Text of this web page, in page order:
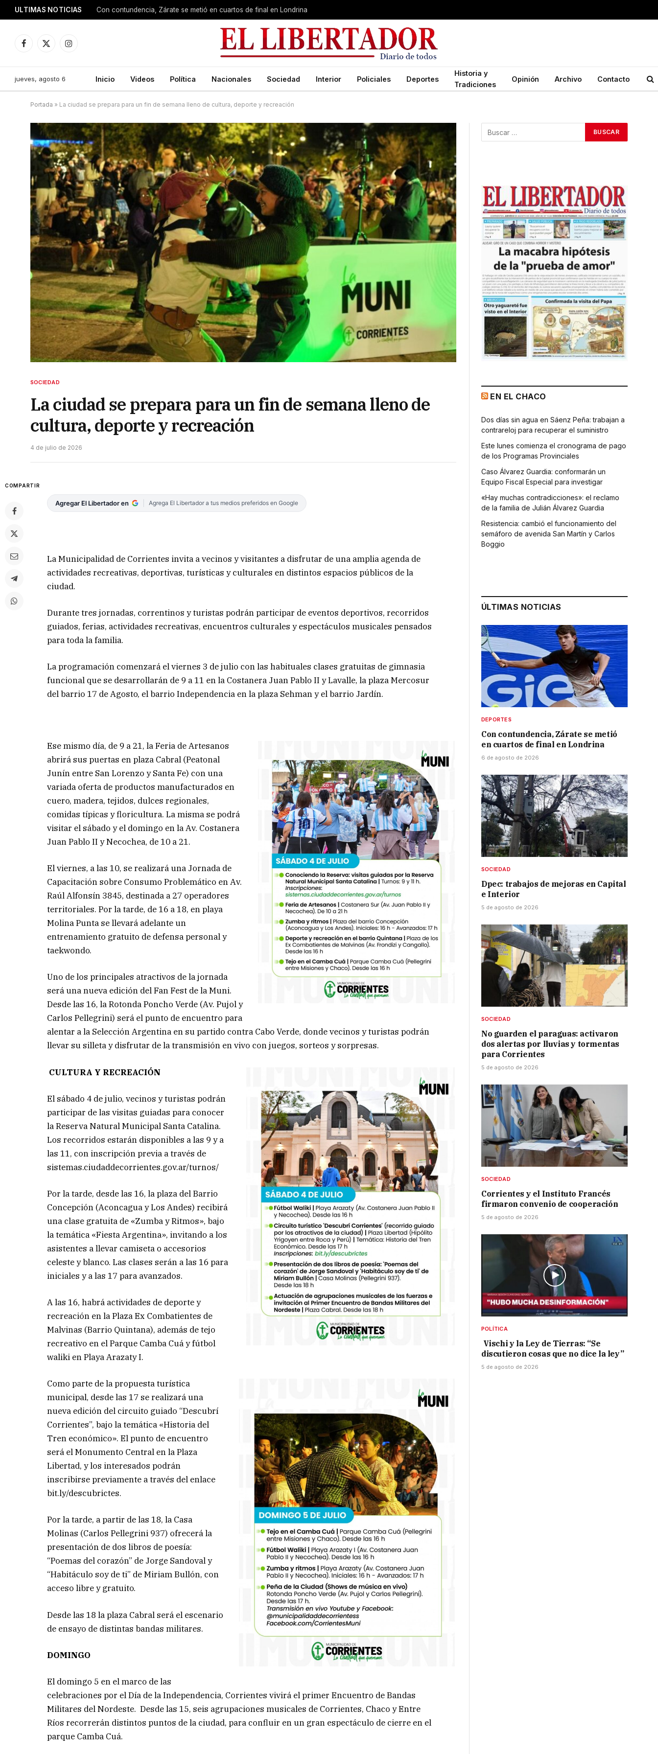
ULTIMAS NOTICIAS Con contundencia, Zárate se metió en cuartos de final en Londrina
Facebook
X
Instagram
jueves, agosto 6 Inicio Videos Política Nacionales Sociedad Interior Policiales Deportes
Historia y
Tradiciones
Opinión Archivo Contacto
Portada » La ciudad se prepara para un fin de semana lleno de cultura, deporte y recreación
SOCIEDAD
La ciudad se prepara para un fin de semana lleno de
cultura, deporte y recreación
4 de julio de 2026
COMPARTIR
Agregar El Libertador en Agrega El Libertador a tus medios preferidos en Google
La Municipalidad de Corrientes invita a vecinos y visitantes a disfrutar de una amplia agenda de
actividades recreativas, deportivas, turísticas y culturales en distintos espacios públicos de la
ciudad.
Durante tres jornadas, correntinos y turistas podrán participar de eventos deportivos, recorridos
guiados, ferias, actividades recreativas, encuentros culturales y espectáculos musicales pensados
para toda la familia.
La programación comenzará el viernes 3 de julio con las habituales clases gratuitas de gimnasia
funcional que se desarrollarán de 9 a 11 en la Costanera Juan Pablo II y Lavalle, la plaza Mercosur
del barrio 17 de Agosto, el barrio Independencia en la plaza Sehman y el barrio Jardín.
Ese mismo día, de 9 a 21, la Feria de Artesanos
abrirá sus puertas en plaza Cabral (Peatonal
Junín entre San Lorenzo y Santa Fe) con una
variada oferta de productos manufacturados en
cuero, madera, tejidos, dulces regionales,
comidas típicas y floricultura. La misma se podrá
visitar el sábado y el domingo en la Av. Costanera
Juan Pablo II y Necochea, de 10 a 21.
El viernes, a las 10, se realizará una Jornada de
Capacitación sobre Consumo Problemático en Av.
Raúl Alfonsín 3845, destinada a 27 operadores
territoriales. Por la tarde, de 16 a 18, en playa
Molina Punta se llevará adelante un
entrenamiento gratuito de defensa personal y
taekwondo.
Uno de los principales atractivos de la jornada
será una nueva edición del Fan Fest de la Muni.
Desde las 16, la Rotonda Poncho Verde (Av. Pujol y
Carlos Pellegrini) será el punto de encuentro para
alentar a la Selección Argentina en su partido contra Cabo Verde, donde vecinos y turistas podrán
llevar su silleta y disfrutar de la transmisión en vivo con juegos, sorteos y sorpresas.
CULTURA Y RECREACIÓN
El sábado 4 de julio, vecinos y turistas podrán
participar de las visitas guiadas para conocer
la Reserva Natural Municipal Santa Catalina.
Los recorridos estarán disponibles a las 9 y a
las 11, con inscripción previa a través de
sistemas.ciudaddecorrientes.gov.ar/turnos/
Por la tarde, desde las 16, la plaza del Barrio
Concepción (Aconcagua y Los Andes) recibirá
una clase gratuita de «Zumba y Ritmos», bajo
la temática «Fiesta Argentina», invitando a los
asistentes a llevar camiseta o accesorios
celeste y blanco. Las clases serán a las 16 para
iniciales y a las 17 para avanzados.
A las 16, habrá actividades de deporte y
recreación en la Plaza Ex Combatientes de
Malvinas (Barrio Quintana), además de tejo
recreativo en el Parque Camba Cuá y fútbol
waliki en Playa Arazaty I.
Como parte de la propuesta turística
municipal, desde las 17 se realizará una
nueva edición del circuito guiado “Descubrí
Corrientes”, bajo la temática «Historia del
Tren económico». El punto de encuentro
será el Monumento Central en la Plaza
Libertad, y los interesados podrán
inscribirse previamente a través del enlace
bit.ly/descubrictes.
Por la tarde, a partir de las 18, la Casa
Molinas (Carlos Pellegrini 937) ofrecerá la
presentación de dos libros de poesía:
“Poemas del corazón” de Jorge Sandoval y
“Habitáculo soy de ti” de Miriam Bullón, con
acceso libre y gratuito.
Desde las 18 la plaza Cabral será el escenario
de ensayo de distintas bandas militares.
DOMINGO
El domingo 5 en el marco de las
celebraciones por el Día de la Independencia, Corrientes vivirá el primer Encuentro de Bandas
Militares del Nordeste. Desde las 15, seis agrupaciones musicales de Corrientes, Chaco y Entre
Ríos recorrerán distintos puntos de la ciudad, para confluir en un gran espectáculo de cierre en el
parque Camba Cuá.
EN EL CHACO
Dos días sin agua en Sáenz Peña: trabajan a
contrareloj para recuperar el suministro
Este lunes comienza el cronograma de pago
de los Programas Provinciales
Caso Álvarez Guardia: conformarán un
Equipo Fiscal Especial para investigar
«Hay muchas contradicciones»: el reclamo
de la familia de Julián Álvarez Guardia
Resistencia: cambió el funcionamiento del
semáforo de avenida San Martín y Carlos
Boggio
ÚLTIMAS NOTICIAS
DEPORTES
Con contundencia, Zárate se metió
en cuartos de final en Londrina
6 de agosto de 2026
SOCIEDAD
Dpec: trabajos de mejoras en Capital
e Interior
5 de agosto de 2026
SOCIEDAD
No guarden el paraguas: activaron
dos alertas por lluvias y tormentas
para Corrientes
5 de agosto de 2026
SOCIEDAD
Corrientes y el Instituto Francés
firmaron convenio de cooperación
5 de agosto de 2026
POLÍTICA
Vischi y la Ley de Tierras: “Se
discutieron cosas que no dice la ley”
5 de agosto de 2026